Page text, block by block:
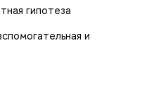
гипотеза
и